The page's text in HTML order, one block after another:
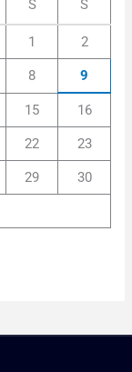
S S
1 2
8 9
15 16
22 23
29 30